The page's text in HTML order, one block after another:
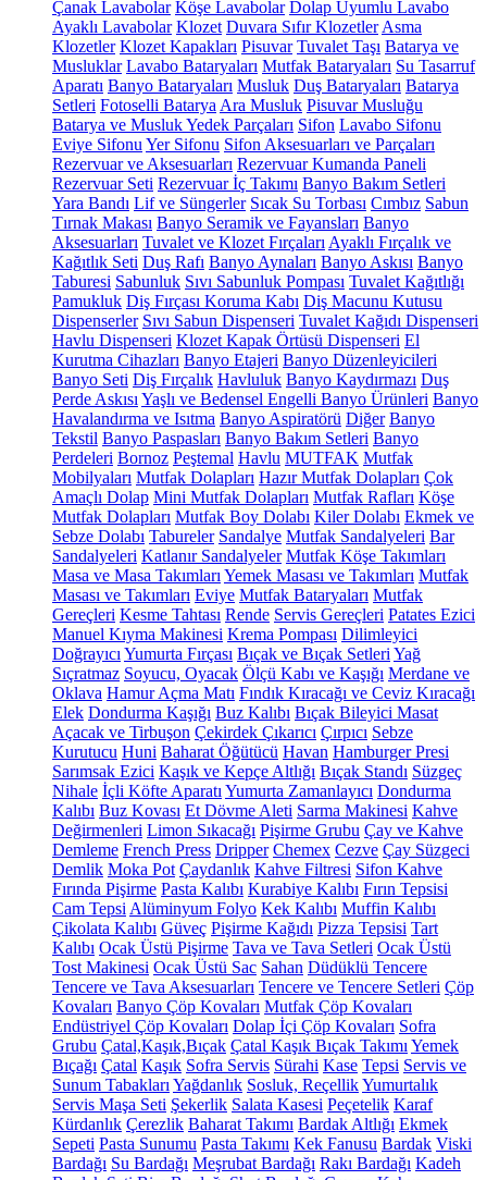
Çanak Lavabolar Köşe Lavabolar Dolap Uyumlu Lavabo
Ayaklı Lavabolar Klozet Duvara Sıfır Klozetler Asma
Klozetler Klozet Kapakları Pisuvar Tuvalet Taşı Batarya ve
Musluklar Lavabo Bataryaları Mutfak Bataryaları Su Tasarruf
Aparatı Banyo Bataryaları Musluk Duş Bataryaları Batarya
Setleri Fotoselli Batarya Ara Musluk Pisuvar Musluğu
Batarya ve Musluk Yedek Parçaları Sifon Lavabo Sifonu
Eviye Sifonu Yer Sifonu Sifon Aksesuarları ve Parçaları
Rezervuar ve Aksesuarları Rezervuar Kumanda Paneli
Rezervuar Seti Rezervuar İç Takımı Banyo Bakım Setleri
Yara Bandı Lif ve Süngerler Sıcak Su Torbası Cımbız Sabun
Tırnak Makası Banyo Seramik ve Fayansları Banyo
Aksesuarları Tuvalet ve Klozet Fırçaları Ayaklı Fırçalık ve
Kağıtlık Seti Duş Rafı Banyo Aynaları Banyo Askısı Banyo
Taburesi Sabunluk Sıvı Sabunluk Pompası Tuvalet Kağıtlığı
Pamukluk Diş Fırçası Koruma Kabı Diş Macunu Kutusu
Dispenserler Sıvı Sabun Dispenseri Tuvalet Kağıdı Dispenseri
Havlu Dispenseri Klozet Kapak Örtüsü Dispenseri El
Kurutma Cihazları Banyo Etajeri Banyo Düzenleyicileri
Banyo Seti Diş Fırçalık Havluluk Banyo Kaydırmazı Duş
Perde Askısı Yaşlı ve Bedensel Engelli Banyo Ürünleri Banyo
Havalandırma ve Isıtma Banyo Aspiratörü Diğer Banyo
Tekstil Banyo Paspasları Banyo Bakım Setleri Banyo
Perdeleri Bornoz Peştemal Havlu MUTFAK Mutfak
Mobilyaları Mutfak Dolapları Hazır Mutfak Dolapları Çok
Amaçlı Dolap Mini Mutfak Dolapları Mutfak Rafları Köşe
Mutfak Dolapları Mutfak Boy Dolabı Kiler Dolabı Ekmek ve
Sebze Dolabı Tabureler Sandalye Mutfak Sandalyeleri Bar
Sandalyeleri Katlanır Sandalyeler Mutfak Köşe Takımları
Masa ve Masa Takımları Yemek Masası ve Takımları Mutfak
Masası ve Takımları Eviye Mutfak Bataryaları Mutfak
Gereçleri Kesme Tahtası Rende Servis Gereçleri Patates Ezici
Manuel Kıyma Makinesi Krema Pompası Dilimleyici
Doğrayıcı Yumurta Fırçası Bıçak ve Bıçak Setleri Yağ
Sıçratmaz Soyucu, Oyacak Ölçü Kabı ve Kaşığı Merdane ve
Oklava Hamur Açma Matı Fındık Kıracağı ve Ceviz Kıracağı
Elek Dondurma Kaşığı Buz Kalıbı Bıçak Bileyici Masat
Açacak ve Tirbuşon Çekirdek Çıkarıcı Çırpıcı Sebze
Kurutucu Huni Baharat Öğütücü Havan Hamburger Presi
Sarımsak Ezici Kaşık ve Kepçe Altlığı Bıçak Standı Süzgeç
Nihale İçli Köfte Aparatı Yumurta Zamanlayıcı Dondurma
Kalıbı Buz Kovası Et Dövme Aleti Sarma Makinesi Kahve
Değirmenleri Limon Sıkacağı Pişirme Grubu Çay ve Kahve
Demleme French Press Dripper Chemex Cezve Çay Süzgeci
Demlik Moka Pot Çaydanlık Kahve Filtresi Sifon Kahve
Fırında Pişirme Pasta Kalıbı Kurabiye Kalıbı Fırın Tepsisi
Cam Tepsi Alüminyum Folyo Kek Kalıbı Muffin Kalıbı
Çikolata Kalıbı Güveç Pişirme Kağıdı Pizza Tepsisi Tart
Kalıbı Ocak Üstü Pişirme Tava ve Tava Setleri Ocak Üstü
Tost Makinesi Ocak Üstü Sac Sahan Düdüklü Tencere
Tencere ve Tava Aksesuarları Tencere ve Tencere Setleri Çöp
Kovaları Banyo Çöp Kovaları Mutfak Çöp Kovaları
Endüstriyel Çöp Kovaları Dolap İçi Çöp Kovaları Sofra
Grubu Çatal,Kaşık,Bıçak Çatal Kaşık Bıçak Takımı Yemek
Bıçağı Çatal Kaşık Sofra Servis Sürahi Kase Tepsi Servis ve
Sunum Tabakları Yağdanlık Sosluk, ReçellikYumurtalık
Servis Maşa Seti Şekerlik Salata Kasesi Peçetelik Karaf
Kürdanlık Çerezlik Baharat Takımı Bardak Altlığı Ekmek
Sepeti Pasta Sunumu Pasta Takımı Kek Fanusu Bardak Viski
Bardağı Su Bardağı Meşrubat Bardağı Rakı Bardağı Kadeh